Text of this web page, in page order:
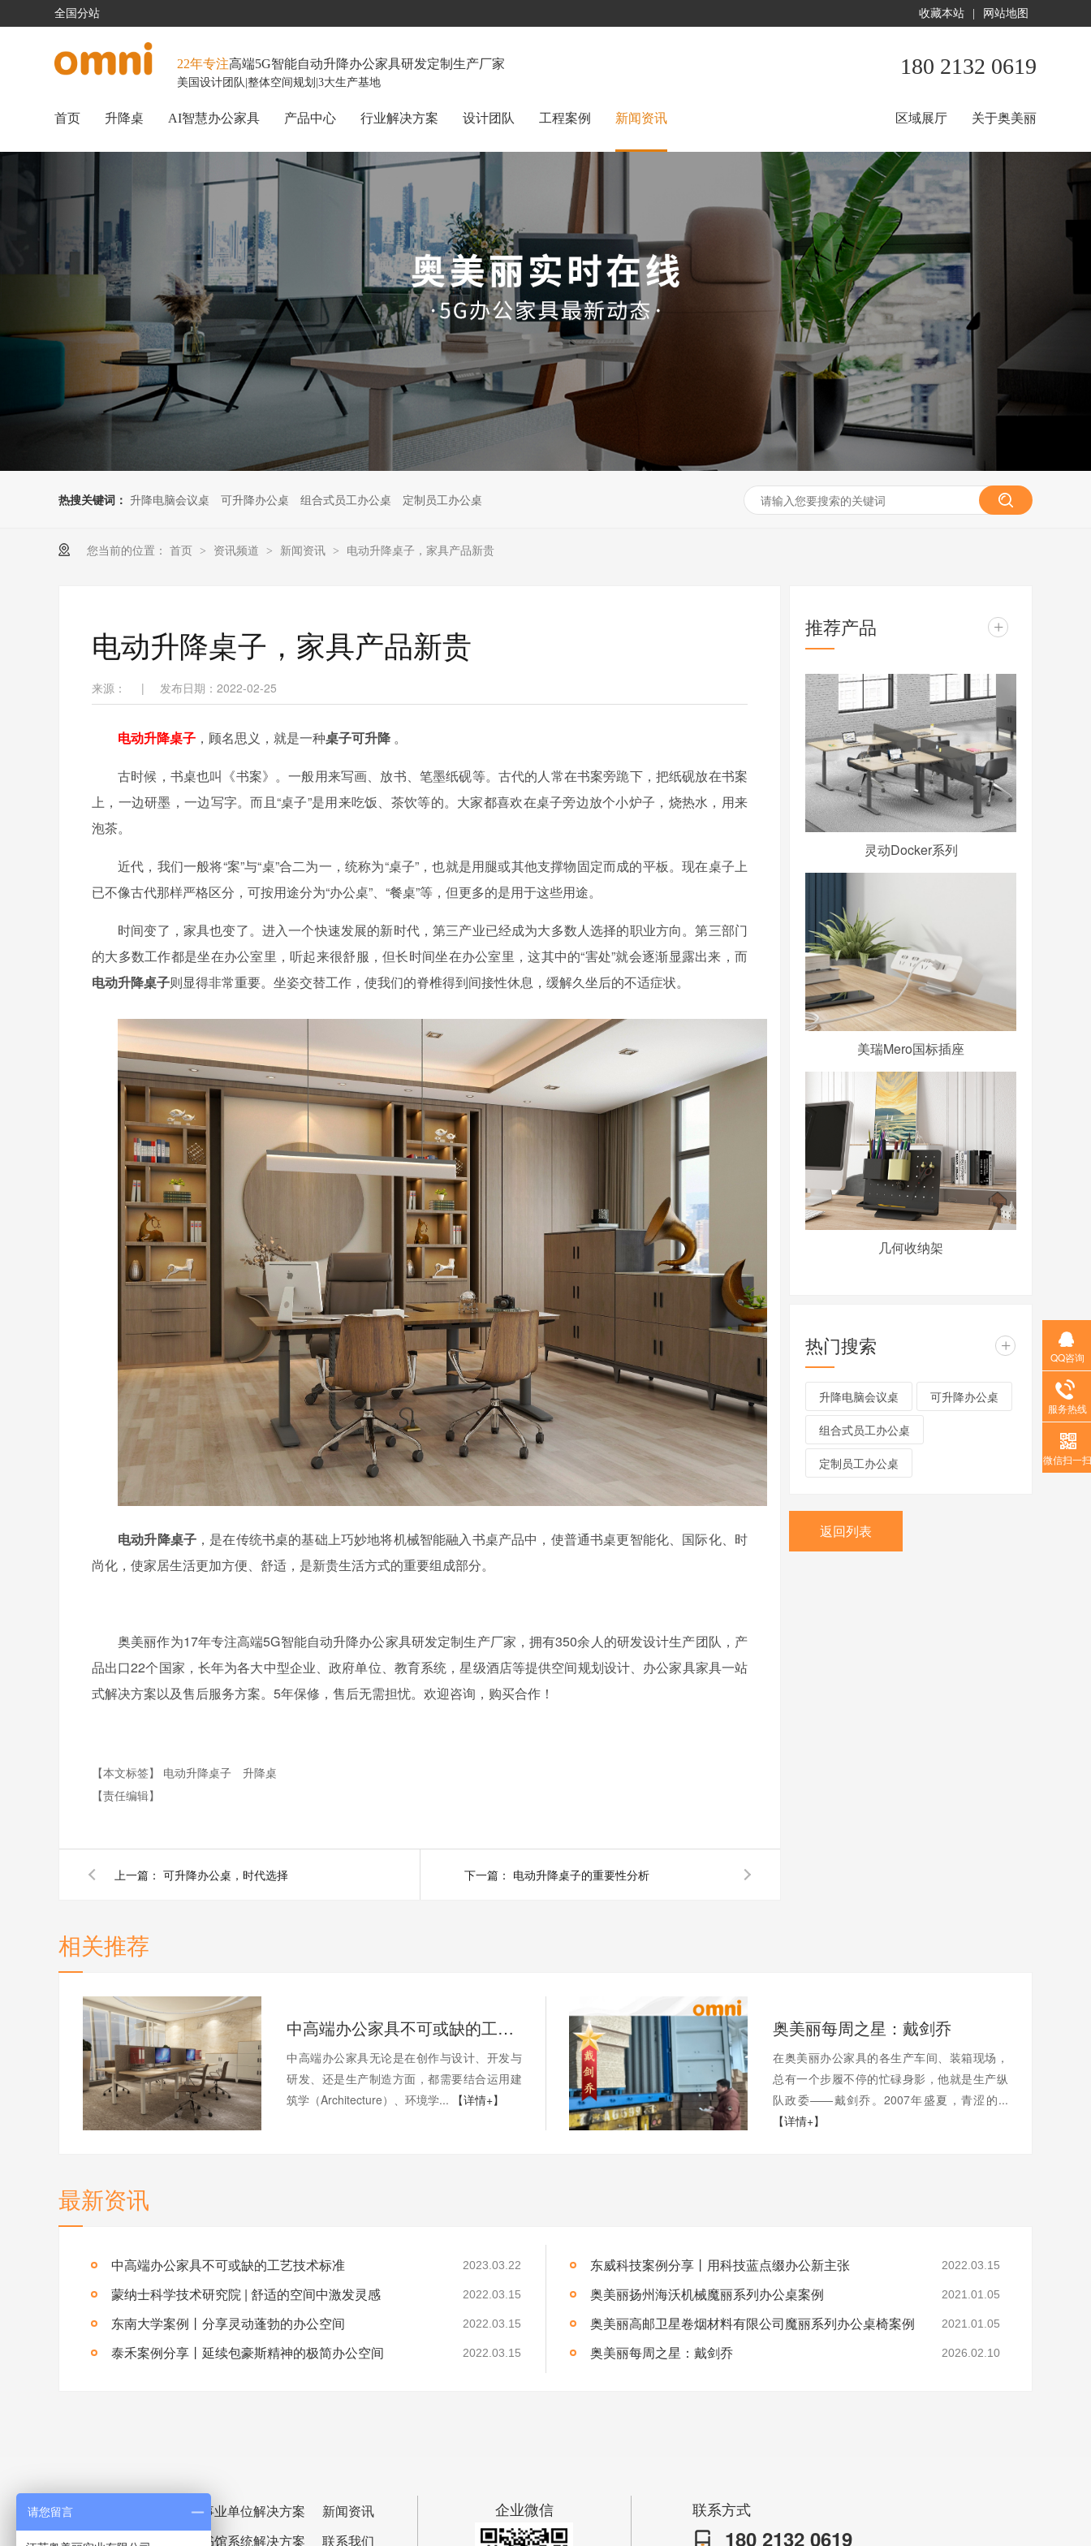
收藏本站 网站地图
全国分站
180 2132 0619
22年专注高端5G智能自动升降办公家具研发定制生产厂家
美国设计团队 |整体空间规划 |3大生产基地
首页 升降桌 AI智慧办公家具 产品中心 行业解决方案 设计团队 工程案例 新闻资讯 关于奥美丽
区域展厅
热搜关键词： 升降电脑会议桌 可升降办公桌 组合式员工办公桌 定制员工办公桌
您当前的位置： 首页 > 资讯频道 > 新闻资讯 > 电动升降桌子，家具产品新贵
电动升降桌子，家具产品新贵
来源： | 发布日期：2022-02-25
电动升降桌子 ，顾名思义，就是一种桌子可升降 。
古时候，书桌也叫《书案》。一般用来写画、放书、笔墨纸砚等。古代的人常在书案旁跪下，把纸砚放在书案
上，一边研墨，一边写字。而且“桌子”是用来吃饭、茶饮等的。大家都喜欢在桌子旁边放个小炉子，烧热水，用来
泡茶。
近代，我们一般将“案”与“桌”合二为一，统称为“桌子”，也就是用腿或其他支撑物固定而成的平板。现在桌子上
已不像古代那样严格区分，可按用途分为“办公桌”、“餐桌”等，但更多的是用于这些用途。
时间变了，家具也变了。进入一个快速发展的新时代，第三产业已经成为大多数人选择的职业方向。第三部门
的大多数工作都是坐在办公室里，听起来很舒服，但长时间坐在办公室里，这其中的“害处”就会逐渐显露出来，而
电动升降桌子则显得非常重要。坐姿交替工作，使我们的脊椎得到间接性休息，缓解久坐后的不适症状。
电动升降桌子 ，是在传统书桌的基础上巧妙地将机械智能融入书桌产品中，使普通书桌更智能化、国际化、时
尚化，使家居生活更加方便、舒适，是新贵生活方式的重要组成部分。
奥美丽作为17年专注高端5G智能自动升降办公家具研发定制生产厂家，拥有350余人的研发设计生产团队，产
品出口22个国家，长年为各大中型企业、政府单位、教育系统，星级酒店等提供空间规划设计、办公家具家具一站
式解决方案以及售后服务方案。5年保修，售后无需担忧。欢迎咨询，购买合作！
【本文标签】 电动升降桌子
升降桌
【责任编辑】
上一篇： 可升降办公桌，时代选择 下一篇： 电动升降桌子的重要性分析
推荐产品 +
灵动Docker系列
美瑞Mero国标插座
几何收纳架
热门搜索 +
升降电脑会议桌 可升降办公桌
组合式员工办公桌
定制员工办公桌
返回列表
相关推荐
中高端办公家具不可或缺的工艺技术标准
中高端办公家具无论是在创作与设计、开发与
研发、还是生产制造方面，都需要结合运用建
筑学（Architecture）、环境学...
【详情+】
奥美丽每周之星：戴剑乔
在奥美丽办公家具的各生产车间、装箱现场，
总有一个步履不停的忙碌身影，他就是生产纵
队政委——戴剑乔。2007年盛夏，青涩的...
【详情+】
最新资讯
中高端办公家具不可或缺的工艺技术标准 2023.03.22
蒙纳士科学技术研究院 | 舒适的空间中激发灵感 2022.03.15
东南大学案例丨分享灵动蓬勃的办公空间 2022.03.15
泰禾案例分享丨延续包豪斯精神的极简办公空间 2022.03.15
东威科技案例分享丨用科技蓝点缀办公新主张 2022.03.15
奥美丽扬州海沃机械魔丽系列办公桌案例 2021.01.05
奥美丽高邮卫星卷烟材料有限公司魔丽系列办公桌椅案例 2021.01.05
奥美丽每周之星：戴剑乔 2026.02.10
政府/公共实业解决方案
康养系统解决方案
企事业单位解决方案
图书馆系统解决方案
新闻资讯
联系我们
企业微信 联系方式
180 2132 0619
QQ咨询
服务热线
微信扫一扫
请您留言